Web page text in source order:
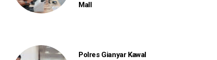
Mall
Polres Gianyar Kawal